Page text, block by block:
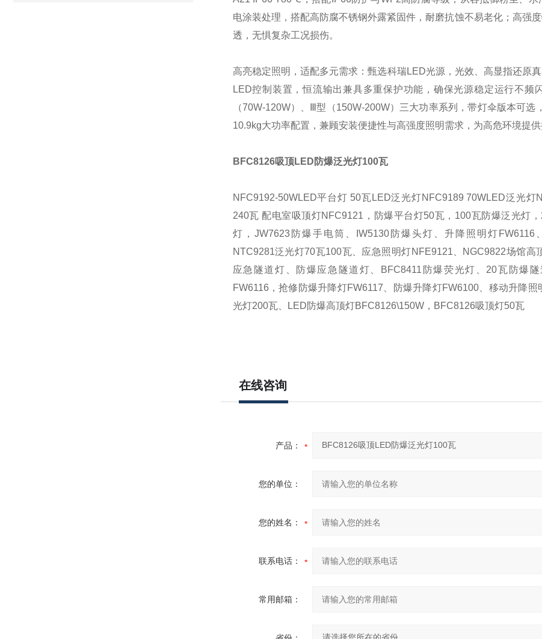
电涂装处理，搭配高防腐不锈钢外露紧固件，耐磨抗蚀不易老化；高强
透，无惧复杂工况损伤。
高亮稳定照明，适配多元需求：甄选科瑞LED光源，光效、高显指还原
LED控制装置，恒流输出兼具多重保护功能，确保光源稳定运行不频
（70W-120W）、Ⅲ型（150W-200W）三大功率系列，带灯伞版本可
10.9kg大功率配置，兼顾安装便捷性与高强度照明需求，为高危环境提
BFC8126吸顶LED防爆泛光灯100瓦
NFC9192-50WLED平台灯 50瓦LED泛光灯NFC9189 70WLED泛光
240瓦 配电室吸顶灯NFC9121，防爆平台灯50瓦，100瓦防爆泛光灯
灯，JW7623防爆手电筒、IW5130防爆头灯、升降照明灯FW6116
NTC9281泛光灯70瓦100瓦、应急照明灯NFE9121、NGC9822场馆
应急隧道灯、防爆应急隧道灯、BFC8411防爆荧光灯、20瓦防爆
FW6116，抢修防爆升降灯FW6117、防爆升降灯FW6100、移动升降
光灯200瓦、LED防爆高顶灯BFC8126\150W，BFC8126吸顶灯50瓦
在线咨询
产品：
您的单位：
您的姓名：
联系电话：
常用邮箱：